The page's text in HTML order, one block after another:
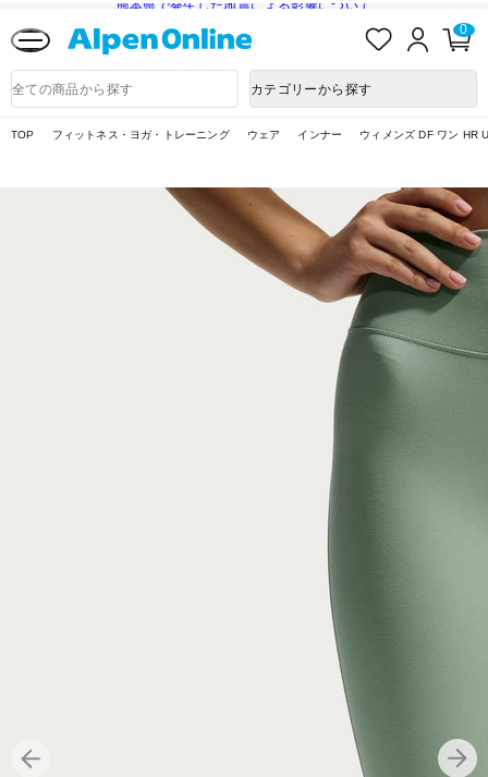
熊本県で発生した地震による影響について
入
ロ
ン
0
品
検
カテゴリーから探す
TOP フィットネス・ヨガ・トレーニング ウェア インナー ウィメンズ DF ワン HR